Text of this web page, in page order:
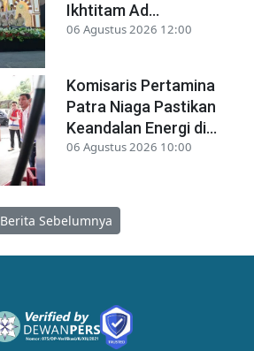
Ikhtitam Ad...
06 Agustus 2026 12:00
Komisaris Pertamina
Patra Niaga Pastikan
Keandalan Energi di...
06 Agustus 2026 10:00
Berita Sebelumnya